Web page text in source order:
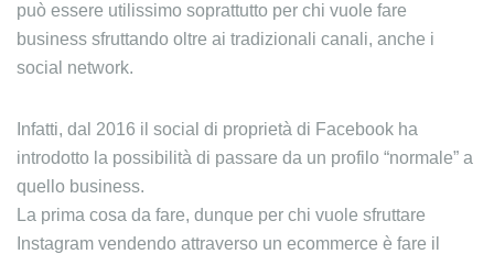
può essere utilissimo soprattutto per chi vuole fare
business sfruttando oltre ai tradizionali canali, anche i
social network.
Infatti, dal 2016 il social di proprietà di Facebook ha
introdotto la possibilità di passare da un profilo “normale” a
quello business.
La prima cosa da fare, dunque per chi vuole sfruttare
Instagram vendendo attraverso un ecommerce è fare il